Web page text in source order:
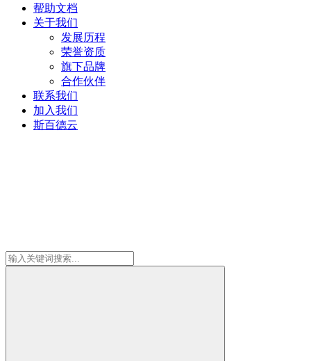
帮助文档
关于我们
发展历程
荣誉资质
旗下品牌
合作伙伴
联系我们
加入我们
斯百德云